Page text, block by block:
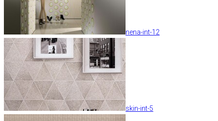
nena-int-12
skin-int-5